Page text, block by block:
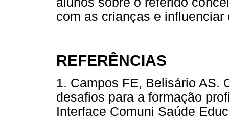
com as crianças e
REFERÊNCIAS
1. Campos FE, Belisário AS.
desafios para a formação
Interface Comuni Saúde